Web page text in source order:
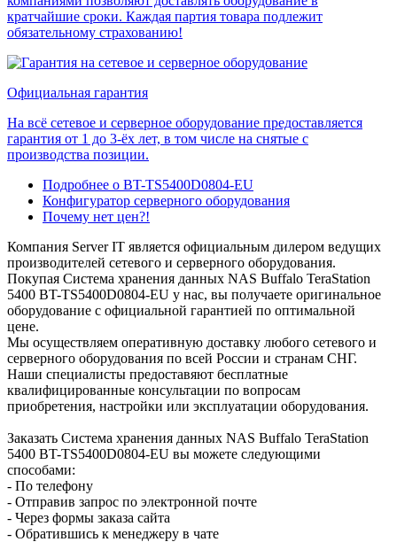
кратчайшие сроки. Каждая партия товара подлежит
обязательному страхованию!
Официальная гарантия
На всё сетевое и серверное оборудование предоставляется
гарантия от 1 до 3-ёх лет, в том числе на снятые с
производства позиции.
Подробнее о BT-TS5400D0804-EU
Конфигуратор серверного оборудования
Почему нет цен?!
Компания Server IT является официальным дилером ведущих
производителей сетевого и серверного оборудования.
Покупая Система хранения данных NAS Buffalo TeraStation
5400 BT-TS5400D0804-EU у нас, вы получаете оригинальное
оборудование с официальной гарантией по оптимальной
цене.
Мы осуществляем оперативную доставку любого сетевого и
серверного оборудования по всей России и странам СНГ.
Наши специалисты предоставяют бесплатные
квалифицированные консультации по вопросам
приобретения, настройки или эксплуатации оборудования.
Заказать Система хранения данных NAS Buffalo TeraStation
5400 BT-TS5400D0804-EU вы можете следующими
способами:
- По телефону
- Отправив запрос по электронной почте
- Через формы заказа сайта
- Обратившись к менеджеру в чате